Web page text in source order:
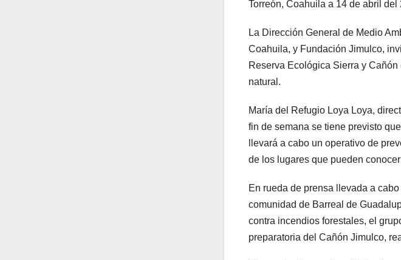
Torreón, Coahuila a 14 de abril del
La Dirección General de Medio
Coahuila, y Fundación Jimulco,
Reserva Ecológica Sierra y
natural.
María del Refugio Loya Loya,
fin de semana se tiene previsto
llevará a cabo un operativo de
de los lugares que pueden
En rueda de prensa llevada a
comunidad de Barreal de
contra incendios forestales, el
preparatoria del Cañón Jimulco,